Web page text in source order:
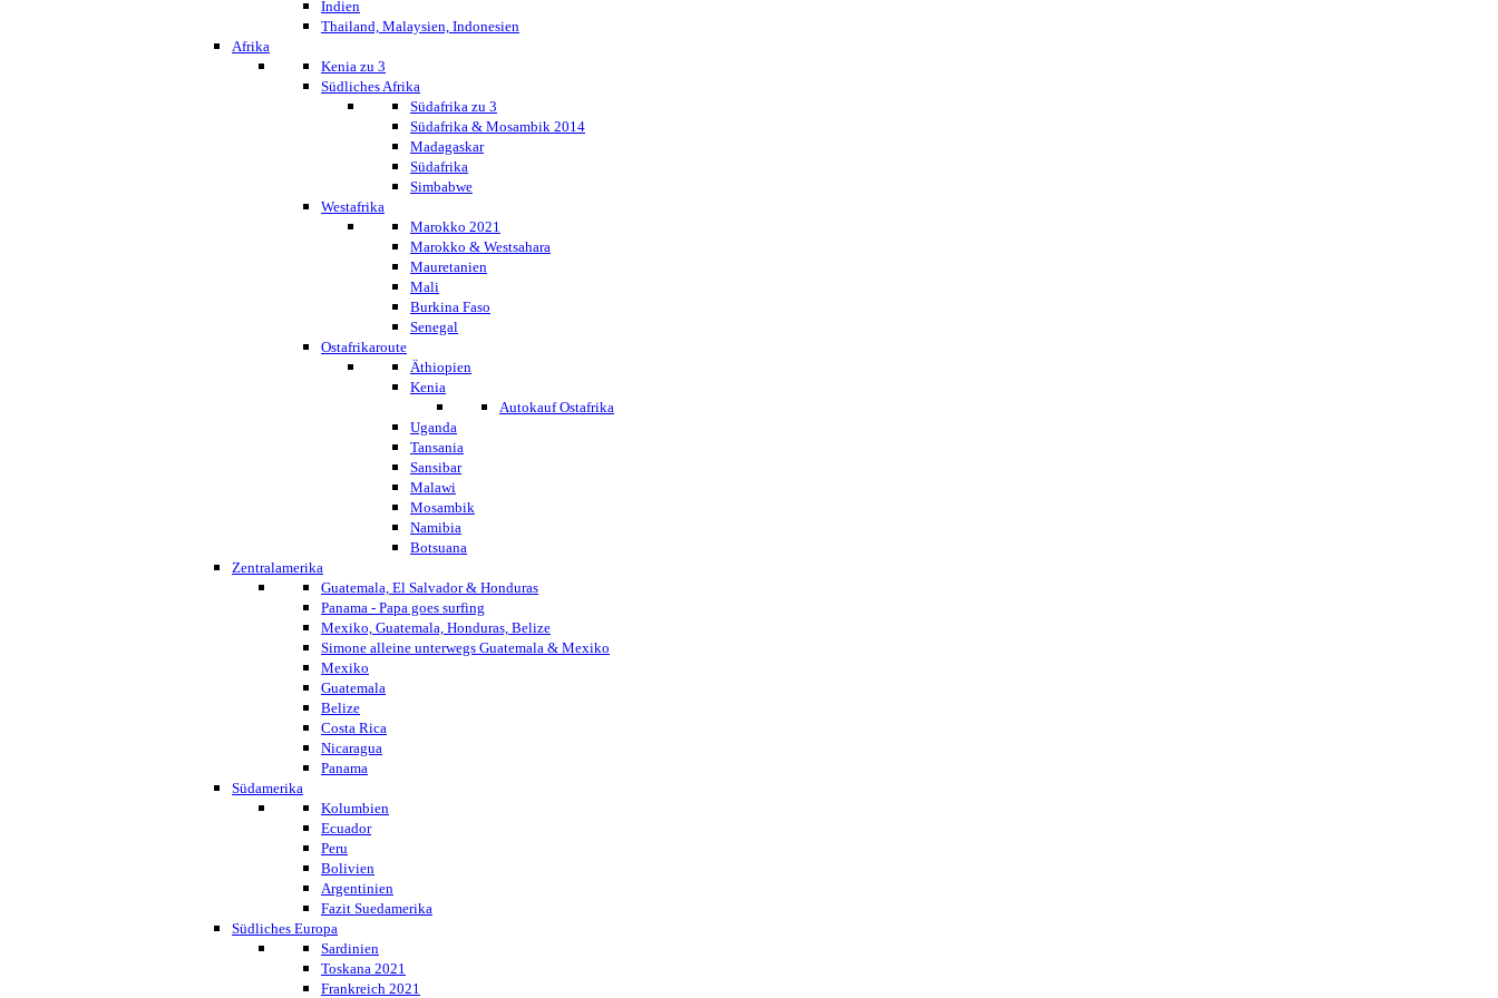
Indien
Thailand, Malaysien, Indonesien
Afrika
Kenia zu 3
Südliches Afrika
Südafrika zu 3
Südafrika & Mosambik 2014
Madagaskar
Südafrika
Simbabwe
Westafrika
Marokko 2021
Marokko & Westsahara
Mauretanien
Mali
Burkina Faso
Senegal
Ostafrikaroute
Äthiopien
Kenia
Autokauf Ostafrika
Uganda
Tansania
Sansibar
Malawi
Mosambik
Namibia
Botsuana
Zentralamerika
Guatemala, El Salvador & Honduras
Panama - Papa goes surfing
Mexiko, Guatemala, Honduras, Belize
Simone alleine unterwegs Guatemala & Mexiko
Mexiko
Guatemala
Belize
Costa Rica
Nicaragua
Panama
Südamerika
Kolumbien
Ecuador
Peru
Bolivien
Argentinien
Fazit Suedamerika
Südliches Europa
Sardinien
Toskana 2021
Frankreich 2021